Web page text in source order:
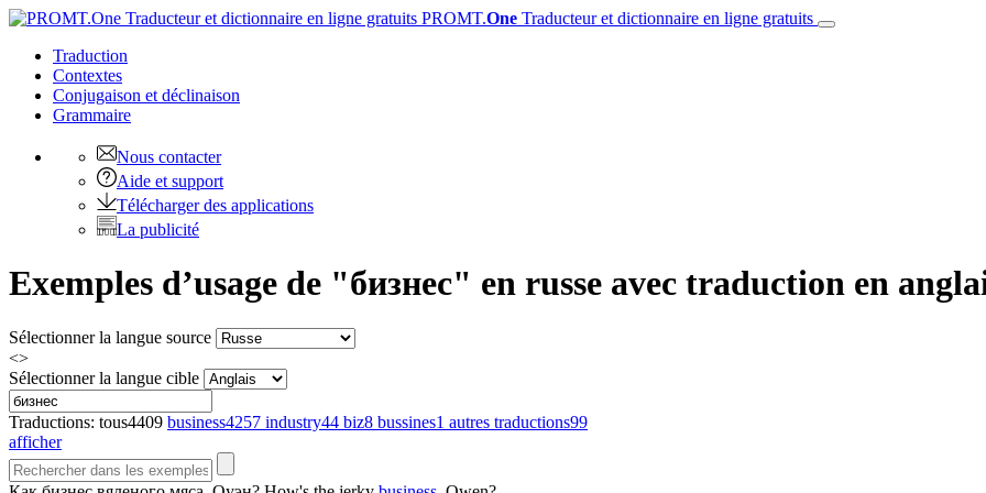
PROMT.One Traducteur et dictionnaire en ligne gratuits
Traduction
Contextes
Conjugaison et déclinaison
Grammaire
Nous contacter
Aide et support
Télécharger des applications
La publicité
Exemples d’usage de "бизнес" en russe avec traduction en
Sélectionner la langue source
<>
Sélectionner la langue cible
Traductions: tous4409 business4257 industry44 biz8 bussines1 autres traductions99
afficher